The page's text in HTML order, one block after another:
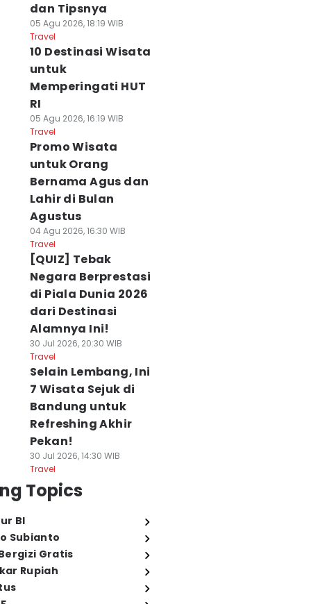
dan Tipsnya
05 Agu 2026, 18:19 WIB
Travel
10 Destinasi Wisata
untuk
Memperingati HUT
RI
05 Agu 2026, 16:19 WIB
Travel
Promo Wisata
untuk Orang
Bernama Agus dan
Lahir di Bulan
Agustus
04 Agu 2026, 16:30 WIB
Travel
[QUIZ] Tebak
Negara Berprestasi
di Piala Dunia 2026
dari Destinasi
Alamnya Ini!
30 Jul 2026, 20:30 WIB
Travel
Selain Lembang, Ini
7 Wisata Sejuk di
Bandung untuk
Refreshing Akhir
Pekan!
30 Jul 2026, 14:30 WIB
Travel
Topics
BI
Subianto
Gratis
Rupiah